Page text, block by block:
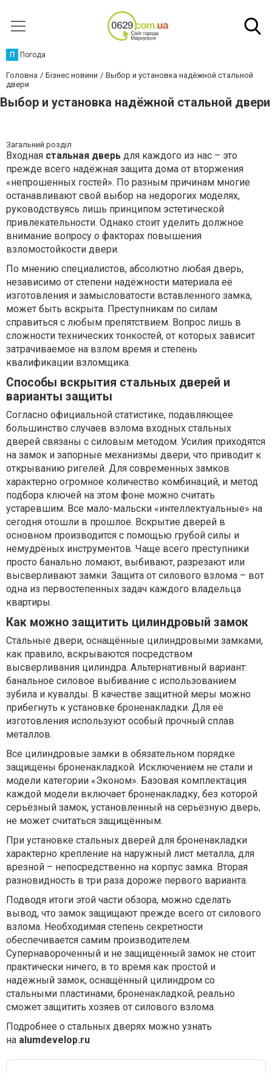
П Погода
Головна Бізнес новини
Выбор и установка надёжной стальной
двери
Выбор и установка надёжной стальной двери
Загальний розділ
Входная стальная дверь для каждого из нас – это
прежде всего надёжная защита дома от вторжения
«непрошенных гостей». По разным причинам многие
останавливают свой выбор на недорогих моделях,
руководствуясь лишь принципом эстетической
привлекательности. Однако стоит уделить должное
внимание вопросу о факторах повышения
взломостойкости двери.
По мнению специалистов, абсолютно любая дверь,
независимо от степени надёжности материала её
изготовления и замысловатости вставленного замка,
может быть вскрыта. Преступникам по силам
справиться с любым препятствием. Вопрос лишь в
сложности технических тонкостей, от которых зависит
затрачиваемое на взлом время и степень
квалификации взломщика.
Способы вскрытия стальных дверей и
варианты защиты
Согласно официальной статистике, подавляющее
большинство случаев взлома входных стальных
дверей связаны с силовым методом. Усилия приходятся
на замок и запорные механизмы двери, что приводит к
открыванию ригелей. Для современных замков
характерно огромное количество комбинаций, и метод
подбора ключей на этом фоне можно считать
устаревшим. Все мало-мальски «интеллектуальные» на
сегодня отошли в прошлое. Вскрытие дверей в
основном производится с помощью грубой силы и
немудрёных инструментов. Чаще всего преступники
просто банально ломают, выбивают, разрезают или
высверливают замки. Защита от силового взлома – вот
одна из первостепенных задач каждого владельца
квартиры.
Как можно защитить цилиндровый замок
Стальные двери, оснащённые цилиндровыми замками,
как правило, вскрываются посредством
высверливания цилиндра. Альтернативный вариант:
банальное силовое выбивание с использованием
зубила и кувалды. В качестве защитной меры можно
прибегнуть к установке броненакладки. Для её
изготовления используют особый прочный сплав
металлов.
Все цилиндровые замки в обязательном порядке
защищены броненакладкой. Исключением не стали и
модели категории «Эконом». Базовая комплектация
каждой модели включает броненакладку, без которой
серьёзный замок, установленный на серьёзную дверь,
не может считаться защищённым.
При установке стальных дверей для броненакладки
характерно крепление на наружный лист металла, для
врезной – непосредственно на корпус замка. Вторая
разновидность в три раза дороже первого варианта.
Подводя итоги этой части обзора, можно сделать
вывод, что замок защищают прежде всего от силового
взлома. Необходимая степень секретности
обеспечивается самим производителем.
Супернавороченный и не защищённый замок не стоит
практически ничего, в то время как простой и
надёжный замок, оснащённый цилиндром со
стальными пластинами, броненакладкой, реально
сможет защитить хозяев от силового взлома.
Подробнее о стальных дверях можно узнать
на alumdevelop.ru